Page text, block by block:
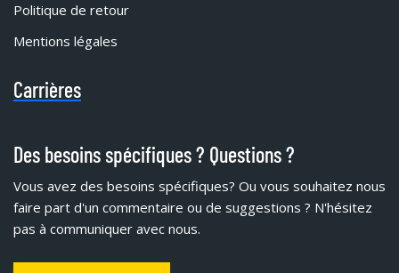
Politique de retour
Mentions légales
Carrières
Des besoins spécifiques ? Questions ?
Vous avez des besoins spécifiques? Ou vous souhaitez nous
faire part d'un commentaire ou de suggestions ? N'hésitez
pas à communiquer avec nous.